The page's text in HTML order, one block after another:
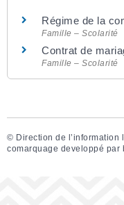
Régime de la
Famille – Scolarité
Contrat de
Famille – Scolarité
© Direction de
comarquage developpé par